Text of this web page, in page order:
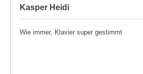
Kasper Heidi
Wie immer, Klavier super gestimmt